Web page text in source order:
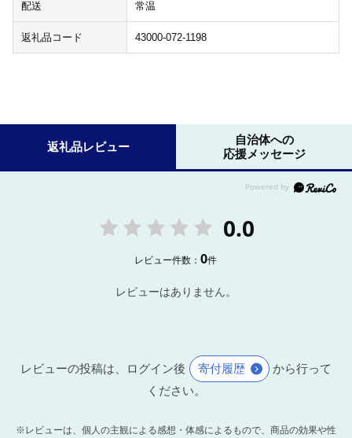
配送 常温
返礼品コード 43000-072-1198
返礼品レビュー
自治体への
応援メッセージ
0.0
レビュー件数：0件
レビューはありません。
レビューの投稿は、ログイン後 寄付履歴
から行って
ください。
※レビューは、個人の主観による感想・体感によるもので、商品の効果や性